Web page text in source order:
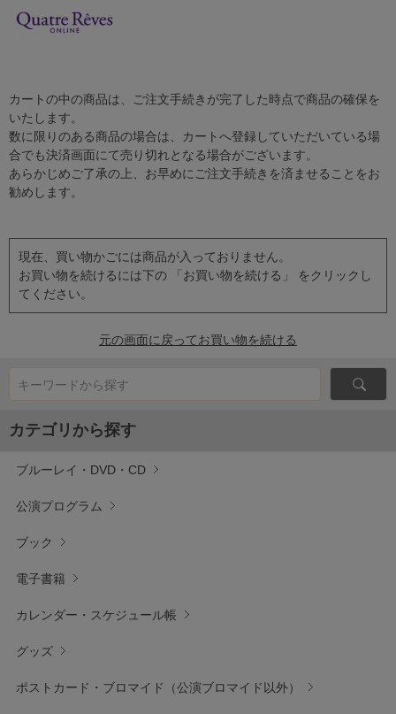
カートの中の商品は、ご注文手続きが完了した時点で商品の確保を
いたします。
数に限りのある商品の場合は、カートへ登録していただいている場
合でも決済画面にて売り切れとなる場合がございます。
あらかじめご了承の上、お早めにご注文手続きを済ませることをお
勧めします。
現在、買い物かごには商品が入っておりません。
お買い物を続けるには下の 「お買い物を続ける」 をクリックし
てください。
元の画面に戻ってお買い物を続ける
キーワードから探す
カテゴリから探す
ブルーレイ・DVD・CD
公演プログラム
ブック
電子書籍
カレンダー・スケジュール帳
グッズ
ポストカード・ブロマイド（公演ブロマイド以外）